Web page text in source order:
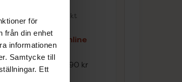
för
från din enhet
informationen
Samtycke till
Ett
Medicinteknisk produkt
Kampanjpris online
26,53 kr
Tidigare pris: 37,90 kr